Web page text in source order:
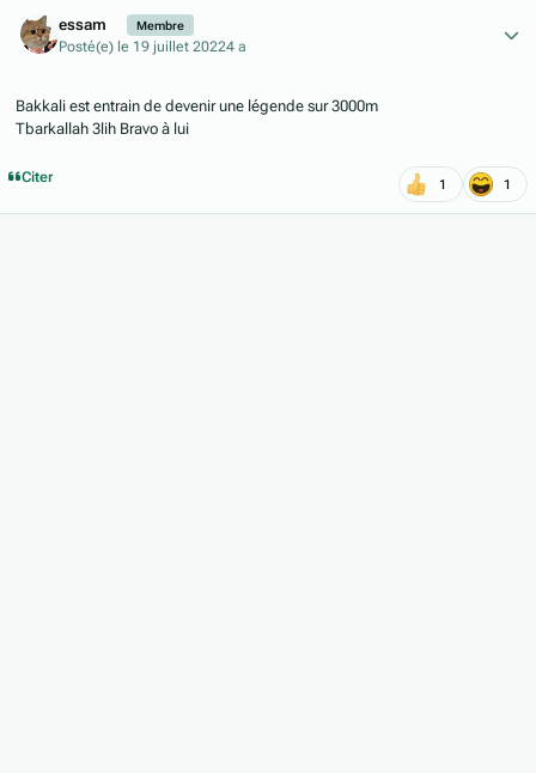
essam Membre
Posté(e) le 19 juillet 20224 a
Bakkali est entrain de devenir une légende sur 3000m
Tbarkallah 3lih Bravo à lui
Citer 1 1